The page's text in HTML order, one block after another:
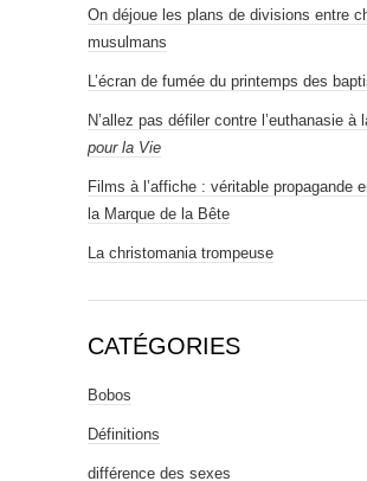
On déjoue les plans de divisions entre
musulmans
L’écran de fumée du printemps des
N’allez pas défiler contre l’euthanasie à
pour la Vie
Films à l’affiche : véritable propagande
la Marque de la Bête
La christomania trompeuse
CATÉGORIES
Bobos
Définitions
différence des sexes